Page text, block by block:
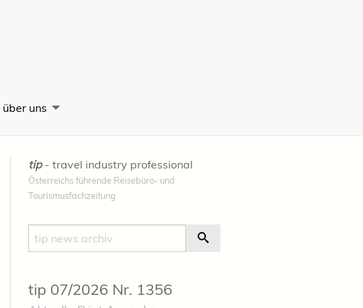
über uns
tip- travel industry professional
Österreichs führende Reisebüro- und
Tourismusfachzeitung
Suche
tip 07/2026 Nr. 1356